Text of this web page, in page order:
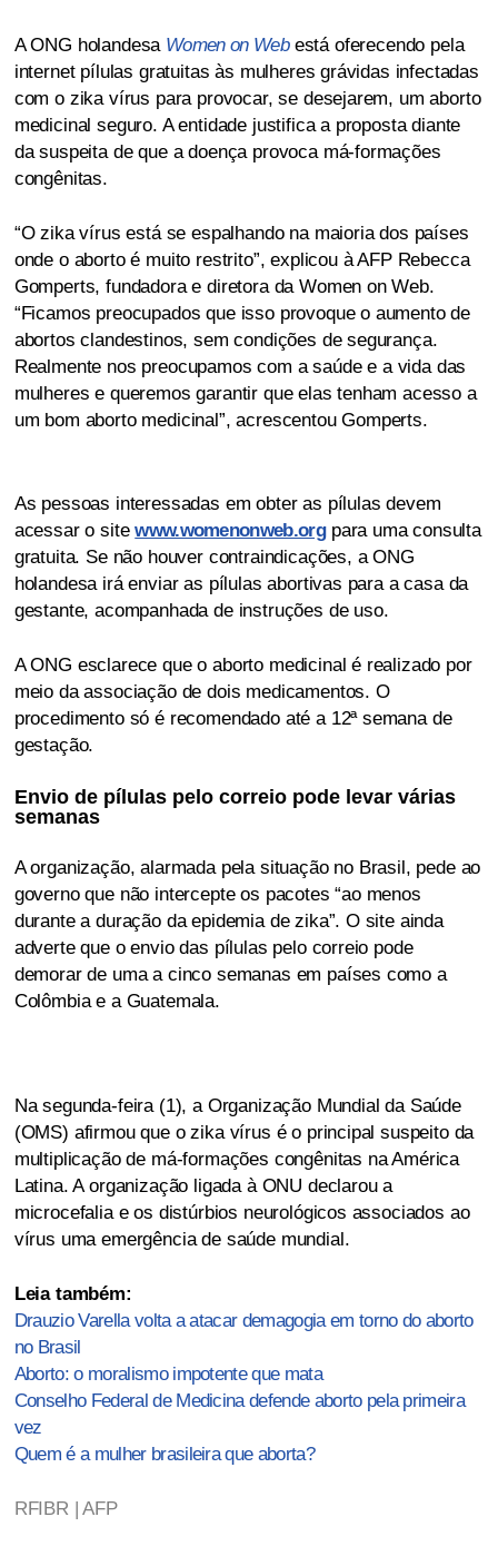
A ONG holandesa Women on Webestá oferecendo pela
internet pílulas gratuitas às mulheres grávidas infectadas
com o zika vírus para provocar, se desejarem, um aborto
medicinal seguro. A entidade justifica a proposta diante
da suspeita de que a doença provoca má-formações
congênitas.
“O zika vírus está se espalhando na maioria dos países
onde o aborto é muito restrito”, explicou à AFP Rebecca
Gomperts, fundadora e diretora da Women on Web.
“Ficamos preocupados que isso provoque o aumento de
abortos clandestinos, sem condições de segurança.
Realmente nos preocupamos com a saúde e a vida das
mulheres e queremos garantir que elas tenham acesso a
um bom aborto medicinal”, acrescentou Gomperts.
As pessoas interessadas em obter as pílulas devem
acessar o sitewww.womenonweb.orgpara uma consulta
gratuita. Se não houver contraindicações, a ONG
holandesa irá enviar as pílulas abortivas para a casa da
gestante, acompanhada de instruções de uso.
A ONG esclarece que o aborto medicinal é realizado por
meio da associação de dois medicamentos. O
procedimento só é recomendado até a 12ª semana de
gestação.
Envio de pílulas pelo correio pode levar várias
semanas
A organização, alarmada pela situação no Brasil, pede ao
governo que não intercepte os pacotes “ao menos
durante a duração da epidemia de zika”. O site ainda
adverte que o envio das pílulas pelo correio pode
demorar de uma a cinco semanas em países como a
Colômbia e a Guatemala.
Na segunda-feira (1), a Organização Mundial da Saúde
(OMS) afirmou que o zika vírus é o principal suspeito da
multiplicação de má-formações congênitas na América
Latina. A organização ligada à ONU declarou a
microcefalia e os distúrbios neurológicos associados ao
vírus uma emergência de saúde mundial.
Leia também:
Drauzio Varella volta a atacar demagogia em torno do aborto
no Brasil
Aborto: o moralismo impotente que mata
Conselho Federal de Medicina defende aborto pela primeira
vez
Quem é a mulher brasileira que aborta?
RFIBR | AFP